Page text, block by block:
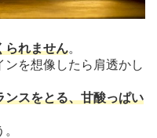
られません。
を想像したら肩透かし
ンスをとる、甘酸っぱい